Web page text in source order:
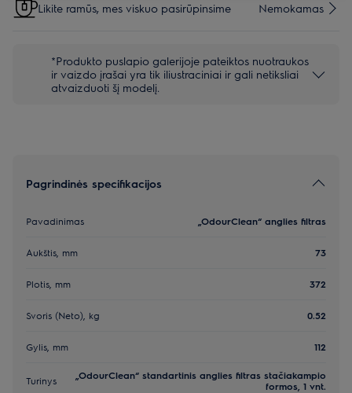
Likite ramūs, mes viskuo pasirūpinsime Nemokamas
*Produkto puslapio galerijoje pateiktos nuotraukos
ir vaizdo įrašai yra tik iliustraciniai ir gali netiksliai
atvaizduoti šį modelį.
Pagrindinės specifikacijos
Pavadinimas „OdourClean“ anglies filtras
Aukštis, mm 73
Plotis, mm 372
Svoris (Neto), kg 0.52
Gylis, mm 112
Turinys
„OdourClean“ standartinis anglies filtras stačiakampio
formos, 1 vnt.